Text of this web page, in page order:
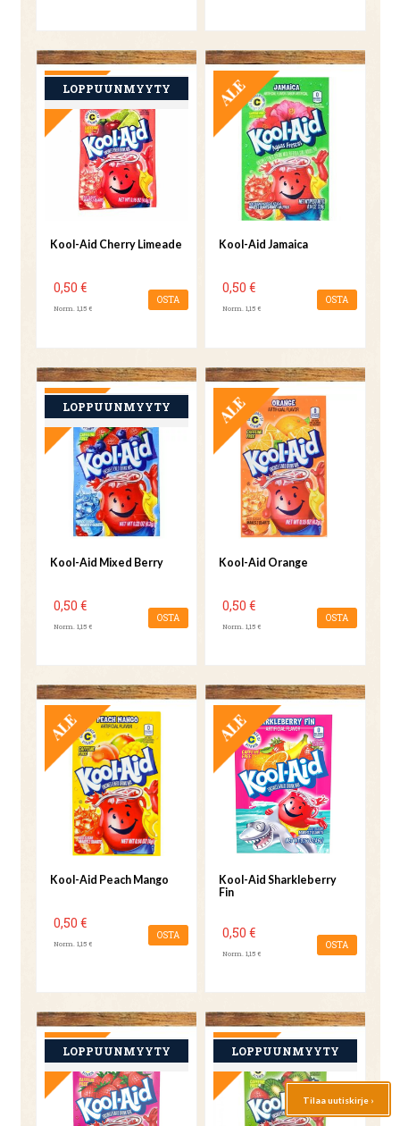
Kool-Aid Cherry Limeade
0,50 €
Norm. 1,15 €
OSTA
TARJOUS
Kool-Aid Jamaica
0,50 €
Norm. 1,15 €
OSTA
Kool-Aid Mixed Berry
0,50 €
Norm. 1,15 €
OSTA
TARJOUS
Kool-Aid Orange
0,50 €
Norm. 1,15 €
OSTA
TARJOUS
Kool-Aid Peach Mango
0,50 €
Norm. 1,15 €
OSTA
TARJOUS
Kool-Aid Sharkleberry
Fin
0,50 €
Norm. 1,15 €
OSTA
Tilaa uutiskirje ›